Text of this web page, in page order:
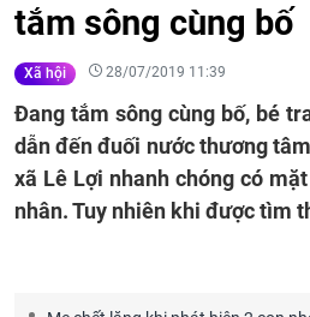
tắm sông cùng bố
Xã hội 28/07/2019 11:39
Đang tắm sông cùng bố, bé
dẫn đến đuối nước thương
xã Lê Lợi nhanh chóng có
nhân. Tuy nhiên khi được tìm